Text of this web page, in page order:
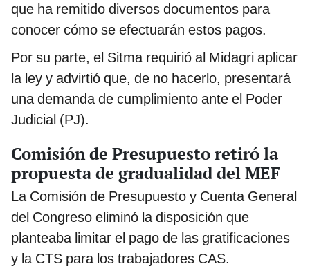
que ha remitido diversos documentos para
conocer cómo se efectuarán estos pagos.
Por su parte, el Sitma requirió al Midagri aplicar
la ley y advirtió que, de no hacerlo, presentará
una demanda de cumplimiento ante el Poder
Judicial (PJ).
Comisión de Presupuesto retiró la
propuesta de gradualidad del MEF
La Comisión de Presupuesto y Cuenta General
del Congreso eliminó la disposición que
planteaba limitar el pago de las gratificaciones
y la CTS para los trabajadores CAS.